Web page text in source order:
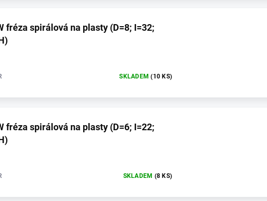
fréza spirálová na plasty (D=8; I=32;
SKLADEM(10 KS)
fréza spirálová na plasty (D=6; I=22;
SKLADEM (8 KS)